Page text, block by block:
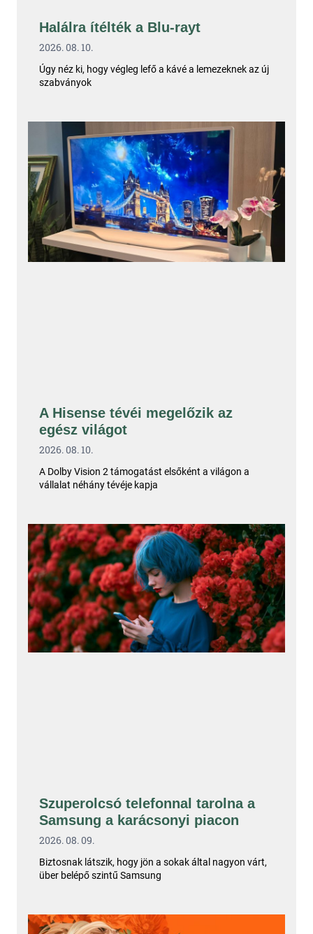
Halálra ítélték a Blu-rayt
2026. 08. 10.
Úgy néz ki, hogy végleg lefő a kávé a lemezeknek az új
szabványok
A Hisense tévéi megelőzik az
egész világot
2026. 08. 10.
A Dolby Vision 2 támogatást elsőként a világon a
vállalat néhány tévéje kapja
Szuperolcsó telefonnal tarolna a
Samsung a karácsonyi piacon
2026. 08. 09.
Biztosnak látszik, hogy jön a sokak által nagyon várt,
über belépő szintű Samsung